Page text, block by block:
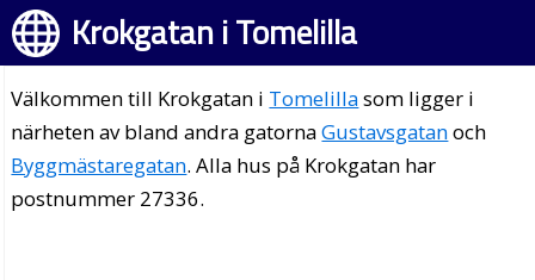
Krokgatan i Tomelilla
Välkommen till Krokgatan i Tomelillasom ligger i
närheten av bland andra gatornaGustavsgatanoch
Byggmästaregatan. Alla hus på Krokgatan har
postnummer 27336.